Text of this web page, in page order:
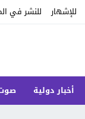
للإشهار للنشر في
أخبار دولية